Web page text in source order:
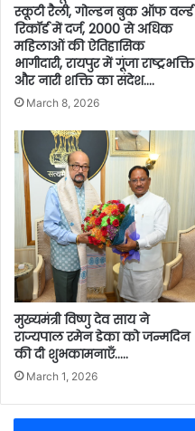
स्कूटी रैली, गोल्डन बुक ऑफ वर्ल्ड
रिकॉर्ड में दर्ज, 2000 से अधिक
महिलाओं की ऐतिहासिक
भागीदारी, रायपुर में गूंजा राष्ट्रभक्ति
और नारी शक्ति का संदेश….
March 8, 2026
मुख्यमंत्री विष्णु देव साय ने
राज्यपाल रमेन डेका को जन्मदिन
की दी शुभकामनाएँ…..
March 1, 2026